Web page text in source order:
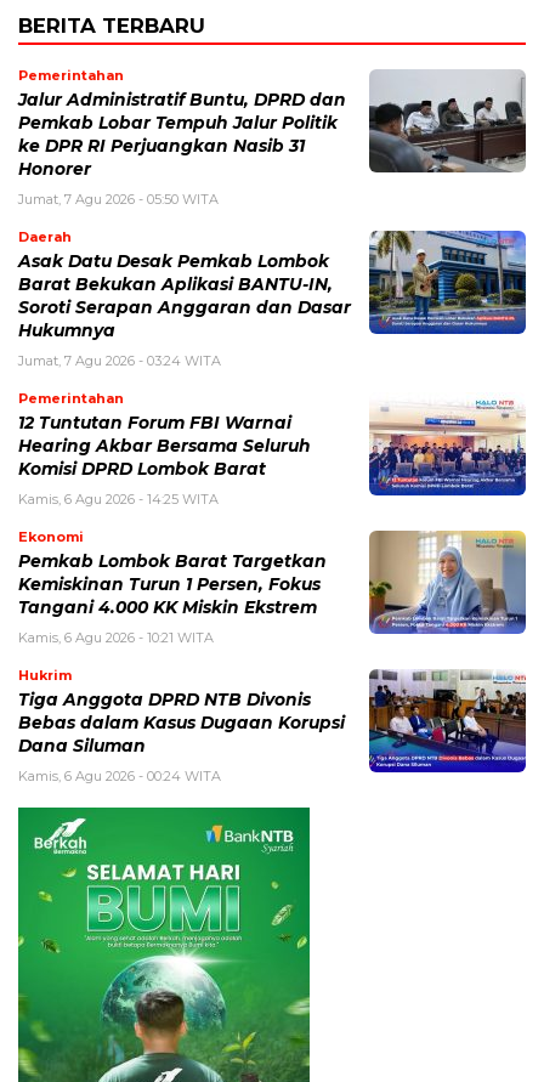
BERITA TERBARU
Pemerintahan
Jalur Administratif Buntu, DPRD dan
Pemkab Lobar Tempuh Jalur Politik
ke DPR RI Perjuangkan Nasib 31
Honorer
Jumat, 7 Agu 2026 - 05:50 WITA
Daerah
Asak Datu Desak Pemkab Lombok
Barat Bekukan Aplikasi BANTU-IN,
Soroti Serapan Anggaran dan Dasar
Hukumnya
Jumat, 7 Agu 2026 - 03:24 WITA
Pemerintahan
12 Tuntutan Forum FBI Warnai
Hearing Akbar Bersama Seluruh
Komisi DPRD Lombok Barat
Kamis, 6 Agu 2026 - 14:25 WITA
Ekonomi
Pemkab Lombok Barat Targetkan
Kemiskinan Turun 1 Persen, Fokus
Tangani 4.000 KK Miskin Ekstrem
Kamis, 6 Agu 2026 - 10:21 WITA
Hukrim
Tiga Anggota DPRD NTB Divonis
Bebas dalam Kasus Dugaan Korupsi
Dana Siluman
Kamis, 6 Agu 2026 - 00:24 WITA